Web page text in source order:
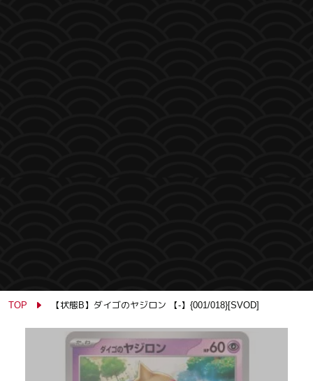
TOP 【状態B】ダイゴのヤジロン 【-】{001/018}[SVOD]